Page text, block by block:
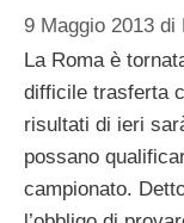
9 Maggio 2013 di
La Roma è
difficile trasferta
risultati di ieri
possano
campionato.